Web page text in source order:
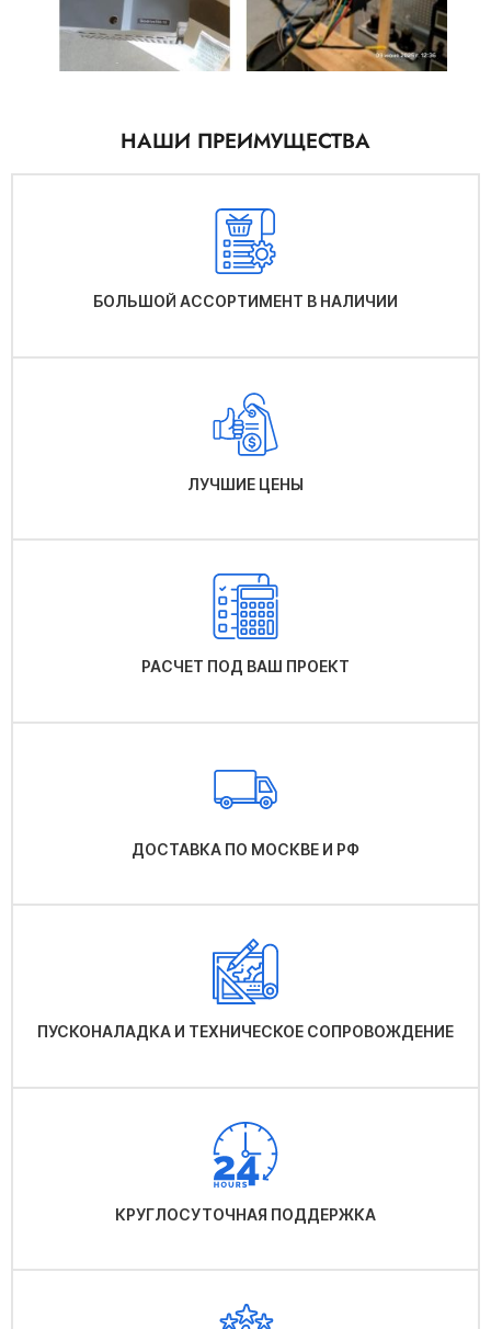
НАШИ ПРЕИМУЩЕСТВА
БОЛЬШОЙ АССОРТИМЕНТ В НАЛИЧИИ
ЛУЧШИЕ ЦЕНЫ
РАСЧЕТ ПОД ВАШ ПРОЕКТ
ДОСТАВКА ПО МОСКВЕ И РФ
ПУСКОНАЛАДКА И ТЕХНИЧЕСКОЕ СОПРОВОЖДЕНИЕ
КРУГЛОСУТОЧНАЯ ПОДДЕРЖКА